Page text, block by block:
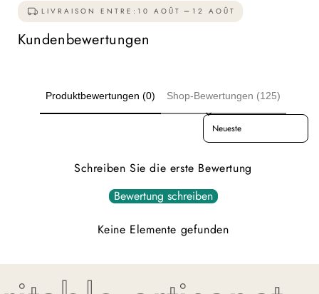
LIVRAISON ENTRE: 10 AOÛT 12 AOÛT
Kundenbewertungen
Produktbewertungen (0) Shop-Bewertungen (125)
Sort reviews by
Schreiben Sie die erste Bewertung
Bewertung schreiben
Keine Elemente gefunden